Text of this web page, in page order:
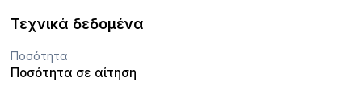
Τεχνικά δεδομένα
Ποσότητα
Ποσότητα σε αίτηση